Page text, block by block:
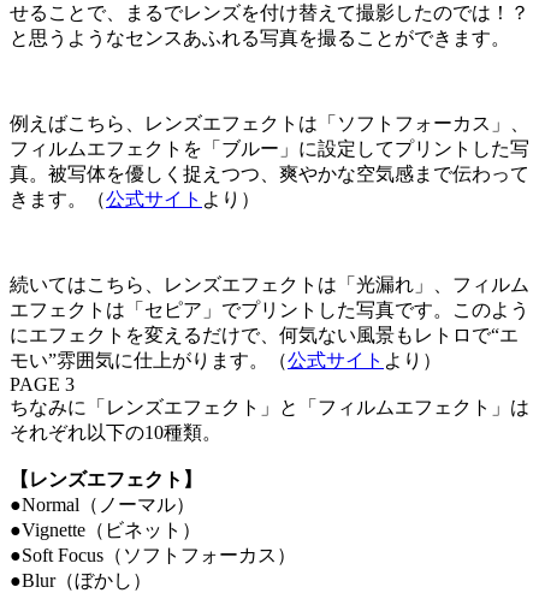
せることで、まるでレンズを付け替えて撮影したのでは！？
と思うようなセンスあふれる写真を撮ることができます。
例えばこちら、レンズエフェクトは「ソフトフォーカス」、
フィルムエフェクトを「ブルー」に設定してプリントした写
真。被写体を優しく捉えつつ、爽やかな空気感まで伝わって
きます。（公式サイト より）
続いてはこちら、レンズエフェクトは「光漏れ」、フィルム
エフェクトは「セピア」でプリントした写真です。このよう
にエフェクトを変えるだけで、何気ない風景もレトロで“エ
モい”雰囲気に仕上がります。（公式サイト より）
PAGE 3
ちなみに「レンズエフェクト」と「フィルムエフェクト」は
それぞれ以下の10種類。
【レンズエフェクト】
●Normal（ノーマル）
●Vignette（ビネット）
●Soft Focus（ソフトフォーカス）
●Blur（ぼかし）